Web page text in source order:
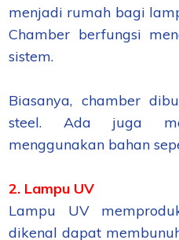
menjadi rumah bagi
Chamber berfungsi
sistem.
Biasanya, chamber
steel. Ada juga
menggunakan bahan
2. Lampu UV
Lampu UV
dikenal dapat